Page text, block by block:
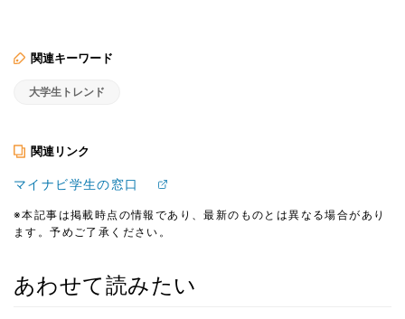
関連キーワード
大学生トレンド
関連リンク
マイナビ学生の窓口
※本記事は掲載時点の情報であり、最新のものとは異なる場合があり
ます。予めご了承ください。
あわせて読みたい